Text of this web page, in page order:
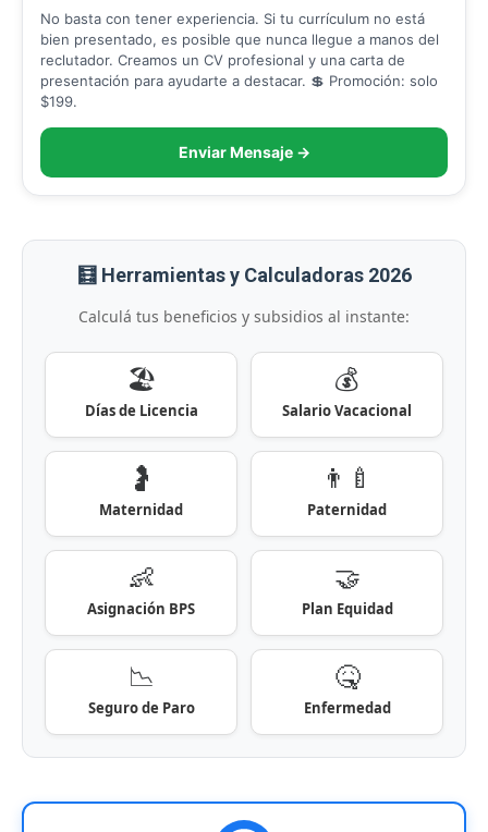
No basta con tener experiencia. Si tu currículum no está
bien presentado, es posible que nunca llegue a manos del
reclutador. Creamos un CV profesional y una carta de
presentación para ayudarte a destacar. 💲 Promoción: solo
$199.
Enviar Mensaje →
🧮 Herramientas y Calculadoras 2026
Calculá tus beneficios y subsidios al instante:
🏖️
Días de Licencia
💰
Salario Vacacional
🤰
Maternidad
👨‍🍼
Paternidad
👶
Asignación BPS
🤝
Plan Equidad
📉
Seguro de Paro
🤒
Enfermedad